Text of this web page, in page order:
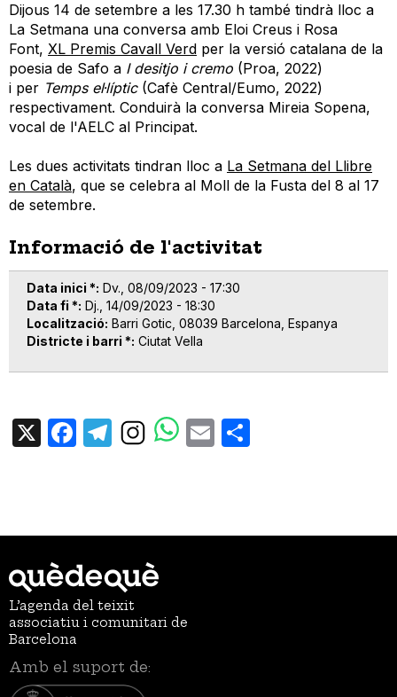
Dijous 14 de setembre a les 17.30 h també tindrà lloc a
La Setmana una conversa amb Eloi Creus i Rosa
Font, XL Premis Cavall Verd per la versió catalana de la
poesia de Safo a I desitjo i cremo (Proa, 2022)
i per Temps el·líptic(Cafè Central/Eumo, 2022)
respectivament. Conduirà la conversa Mireia Sopena,
vocal de l'AELC al Principat.
Les dues activitats tindran lloc a La Setmana del Llibre
en Català, que se celebra al Moll de la Fusta del 8 al 17
de setembre.
Informació de l'activitat
Data inici * Dv., 08/09/2023 - 17:30
Data fi * Dj., 14/09/2023 - 18:30
Localització Barri Gotic, 08039 Barcelona, Espanya
Districte i barri * Ciutat Vella
X Facebook
TelegramEmail
L’agenda del teixit
associatiu i comunitari de
Barcelona
Amb el suport de: